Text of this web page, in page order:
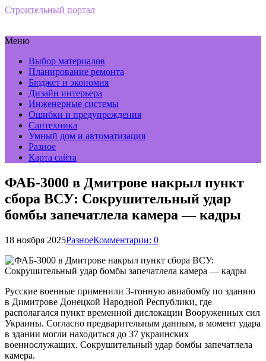
Строительный портал
Меню
Выбор материалов
Планирование ремонта
Бюджет и экономия
Дизайн интерьера
Инженерные системы
Ошибки и предупреждения
Сантехника
Умный дом и автоматизация
Разное
Карта сайта
ФАБ-3000 в Дмитрове накрыл пункт
сбора ВСУ: Сокрушительный удар
бомбы запечатлела камера — кадры
18 ноября 2025РазноеКомментарии: 0
Русские военные применили 3-тонную авиабомбу по зданию
в Димитрове Донецкой Народной Республики, где
располагался пункт временной дислокации Вооруженных сил
Украины. Согласно предварительным данным, в момент удара
в здании могли находиться до 37 украинских
военнослужащих. Сокрушительный удар бомбы запечатлела
камера.